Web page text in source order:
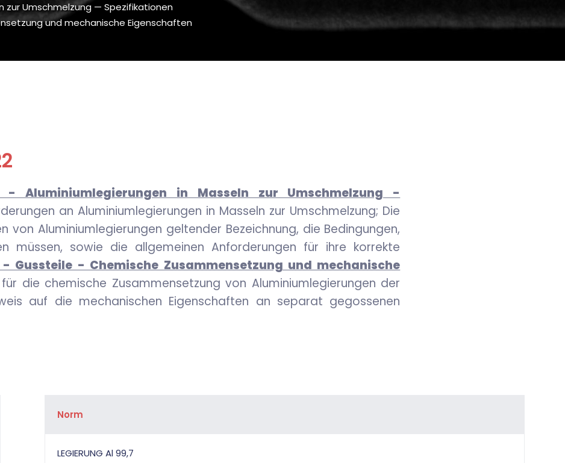
zur Umschmelzung — Spezifikationen
und mechanische Eigenschaften
- Aluminiumlegierungen in Masseln zur Umschmelzung -
an Aluminiumlegierungen in Masseln zur Umschmelzung; Die
von Aluminiumlegierungen geltender Bezeichnung, die Bedingungen,
müssen, sowie die allgemeinen Anforderungen für ihre korrekte
- Gussteile - Chemische Zusammensetzung und mechanische
die chemische Zusammensetzung von Aluminiumlegierungen der
auf die mechanischen Eigenschaften an separat gegossenen
Norm
LEGIERUNG Al 99,7